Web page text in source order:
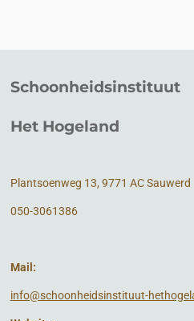
Schoonheidsinstituut
Het Hogeland
Plantsoenweg 13, 9771 AC Sauwerd
050-3061386
Mail:
info@schoonheidsinstituut-